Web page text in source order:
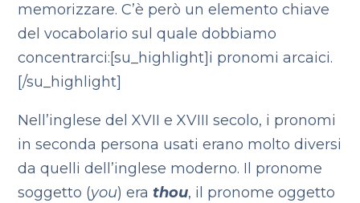
memorizzare. C’è però un elemento chiave
del vocabolario sul quale dobbiamo
concentrarci:[su_highlight]i pronomi arcaici.
[/su_highlight]
Nell’inglese del XVII e XVIII secolo, i pronomi
in seconda persona usati erano molto diversi
da quelli dell’inglese moderno. Il pronome
soggetto (you) erathou, il pronome oggetto